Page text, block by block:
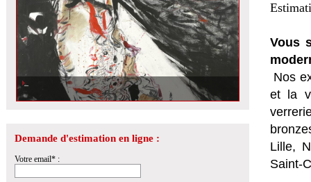
Demande d'estimation en ligne :
Votre email* :
Vous
Nos
et la
Lille,
Saint-